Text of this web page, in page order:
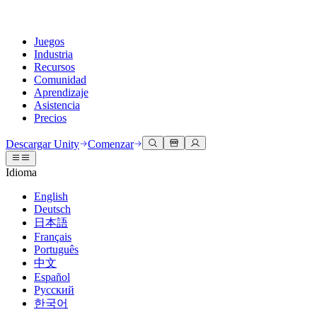
Juegos
Industria
Recursos
Comunidad
Aprendizaje
Asistencia
Precios
Motor de Unity
Crea juegos 2D y 3D para cualquier plataforma
Colaboración
Colabora e itera rápidamente con tu equipo
Descargar Unity
Planes y precios
Implementar
Multiplataforma
Colaboración 3D
Construye y revisa proyectos 3D en tiempo real
Capacitación envolvente
Capacitación en entornos envolventes
Experiencias del cliente
Crea experiencias interactivas en 3D
Industrias
Fabricación
Documentación
Herramientas para desarrolladores
Versiones de lanzamiento y rastreador de problemas
Hoja de ruta
Revisar características próximas
Glosario
Discusiones
Eventos
Eventos globales y locales
Historias de la comunidad
Hecho con Unity
Presentando a los creadores de Unity
Unity Learn
Domina las habilidades de Unity de forma gratuita
Capacitación profesional
Mejora tu equipo con entrenadores de Unity
¿No tienes experiencia con Unity?
Primeros pasos
Pon en marcha tu aprendizaje
Rutas esenciales de Unity
Obtener ayuda
Ayudándote a tener éxito con Unity
Planes de éxito
Alcanza tus metas más rápido con soporte experto
PREGUNTAS FRECUENTES
Respuestas a preguntas comunes
Contáctanos
Conéctate con nuestro equipo
Descargar Unity Comenzar
Idioma
English
Deutsch
日本語
Français
Português
中文
Español
Русский
한국어